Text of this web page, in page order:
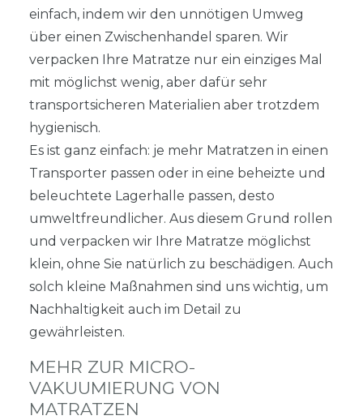
einfach, indem wir den unnötigen Umweg
über einen Zwischenhandel sparen. Wir
verpacken Ihre Matratze nur ein einziges Mal
mit möglichst wenig, aber dafür sehr
transportsicheren Materialien aber trotzdem
hygienisch.
Es ist ganz einfach: je mehr Matratzen in einen
Transporter passen oder in eine beheizte und
beleuchtete Lagerhalle passen, desto
umweltfreundlicher. Aus diesem Grund rollen
und verpacken wir Ihre Matratze möglichst
klein, ohne Sie natürlich zu beschädigen. Auch
solch kleine Maßnahmen sind uns wichtig, um
Nachhaltigkeit auch im Detail zu
gewährleisten.
MEHR ZUR MICRO-
VAKUUMIERUNG VON
MATRATZEN